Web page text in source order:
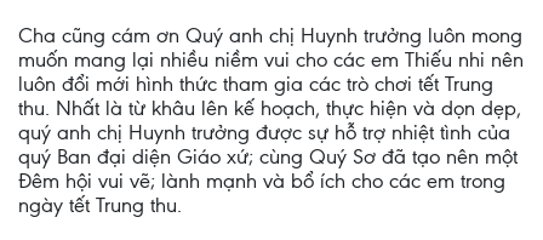
Cha cũng cám ơn Quý anh chị Huynh trưởng luôn mong
muốn mang lại nhiều niềm vui cho các em Thiếu nhi nên
luôn đổi mới hình thức tham gia các trò chơi tết Trung
thu. Nhất là từ khâu lên kế hoạch, thực hiện và dọn dẹp,
quý anh chị Huynh trưởng được sự hỗ trợ nhiệt tình của
quý Ban đại diện Giáo xứ; cùng Quý Sơ đã tạo nên một
Đêm hội vui vẽ; lành mạnh và bổ ích cho các em trong
ngày tết Trung thu.